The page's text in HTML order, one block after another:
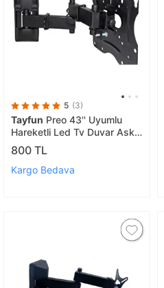
5 (3)
Tayfun Preo 43'' Uyumlu
Hareketli Led Tv Duvar Askı
Aparatı
800 TL
Kargo Bedava